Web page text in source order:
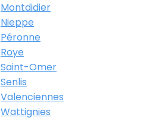
Montdidier
Nieppe
Péronne
Roye
Saint-Omer
Senlis
Valenciennes
Wattignies